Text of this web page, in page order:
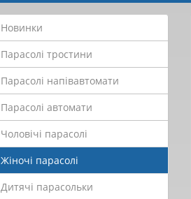
Новинки
Парасолі тростини
Парасолі напівавтомати
Парасолі автомати
Чоловічі парасолі
Жіночі парасолі
Дитячі парасольки